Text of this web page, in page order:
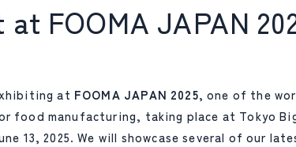
FOOMA JAPAN
at FOOMA JAPAN 2025, one of the
food manufacturing, taking place at Tokyo
13, 2025. We will showcase several of our